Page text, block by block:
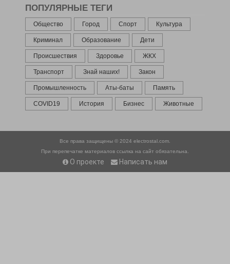
ПОПУЛЯРНЫЕ ТЕГИ
Общество Город Спорт Культура
Криминал Образование Дети
Происшествия Здоровье ЖКХ
Транспорт Знай наших! Закон
Промышленность Аты-баты Память
COVID19 История Бизнес Животные
Все права защищены © 2024 electrostal.com.
При перепечатке материалов ссылка на сайт обязательна.
О проекте Написать нам